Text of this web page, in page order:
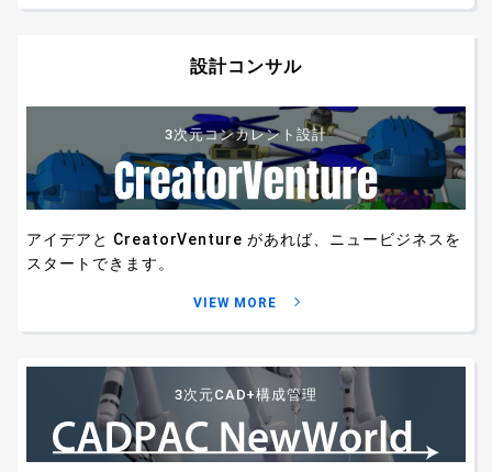
設計コンサル
3次元コンカレント設計
アイデアと CreatorVenture があれば、 ニュービジネスを
スタートできます。
VIEW MORE
3次元CAD+構成管理